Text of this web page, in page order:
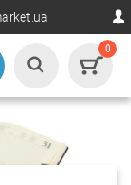
0